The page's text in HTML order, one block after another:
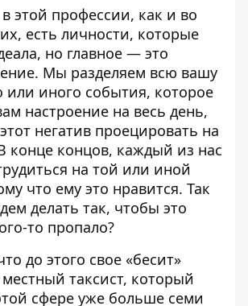
этой профессии, как и во
есть личности, которые
но главное — это
Мы разделяем всю вашу
или иного события, которое
настроение на весь день,
негатив проецировать на
конце концов, каждый из нас
на той или иной
что ему это нравится. Так
делать так, чтобы это
то пропало?
до этого свое «бесит»
таксист, который
сфере уже больше семи